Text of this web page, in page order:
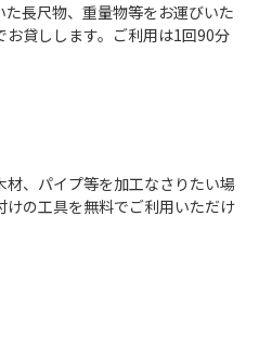
長尺物、重量物等をお運びいた
貸しします。ご利用は1回90分
、パイプ等を加工なさりたい場
の工具を無料でご利用いただけ